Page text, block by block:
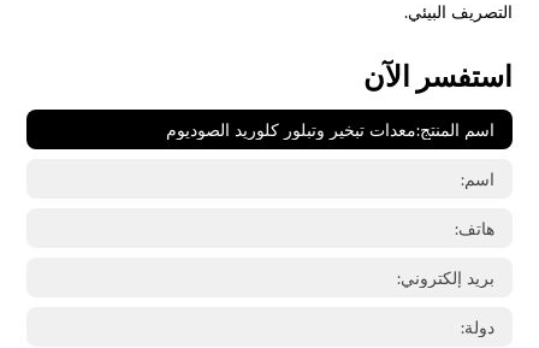
التصريف البيئي.
استفسر الآن